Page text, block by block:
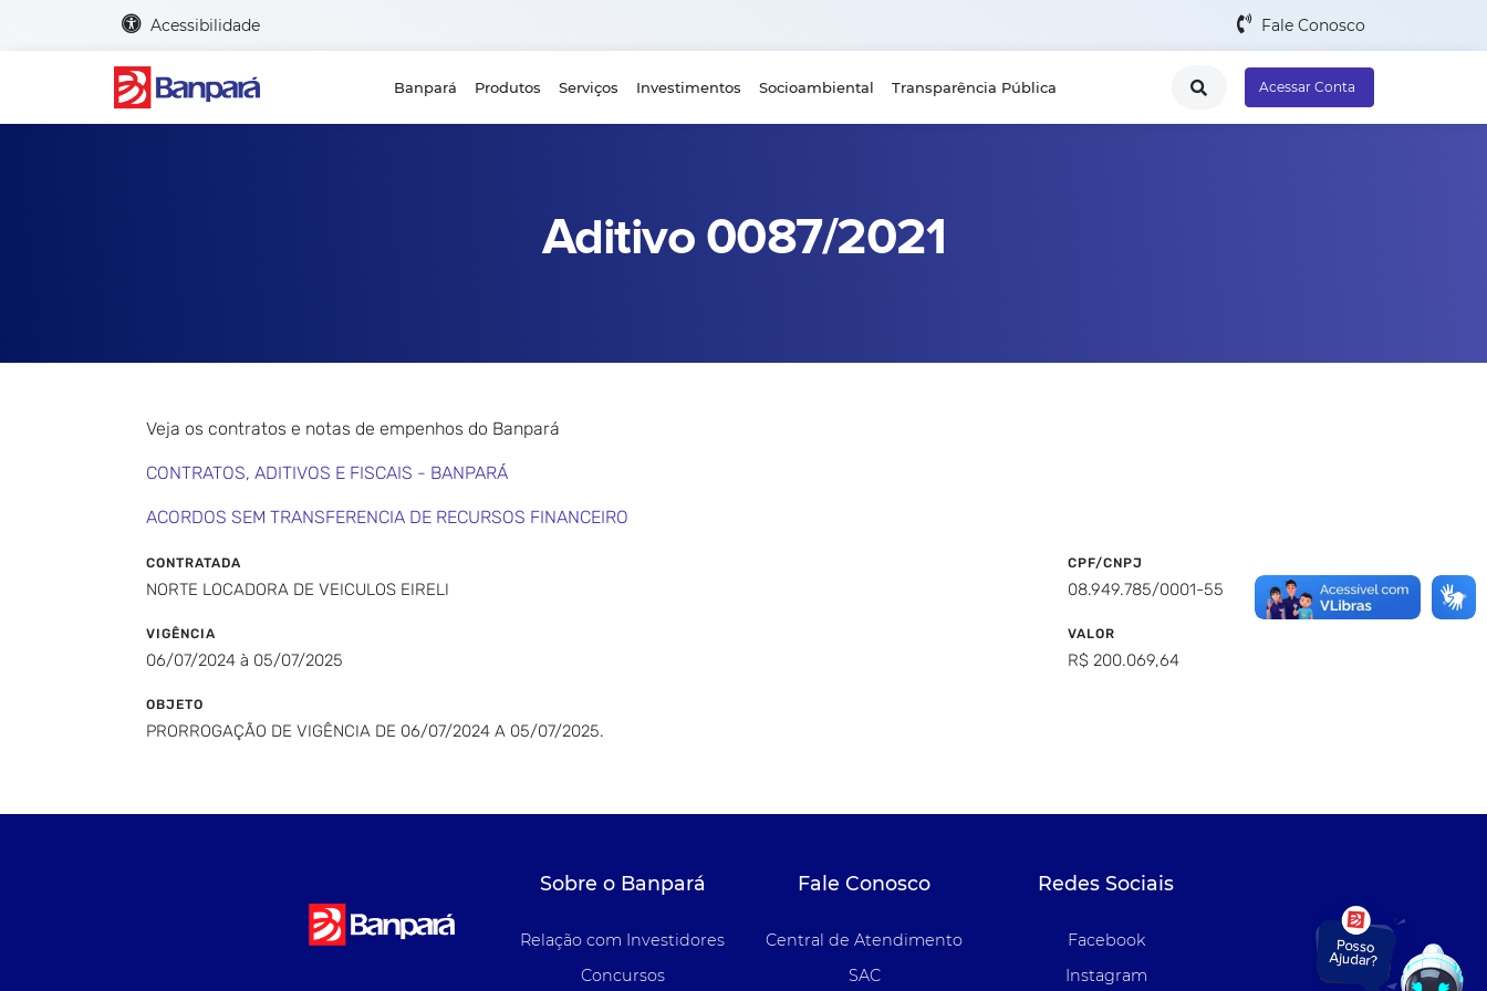
Acessibilidade Fale Conosco
Banpará Produtos Serviços Investimentos Socioambiental Transparência Pública Acessar Conta
Aditivo 0087/2021
Veja os contratos e notas de empenhos do Banpará
CONTRATOS, ADITIVOS E FISCAIS - BANPARÁ
ACORDOS SEM TRANSFERENCIA DE RECURSOS FINANCEIRO
CONTRATADA
NORTE LOCADORA DE VEICULOS EIRELI
CPF/CNPJ
08.949.785/0001-55
VIGÊNCIA
06/07/2024 à 05/07/2025
VALOR
R$ 200.069,64
OBJETO
PRORROGAÇÃO DE VIGÊNCIA DE 06/07/2024 A 05/07/2025.
Sobre o Banpará
Relação com Investidores
Concursos
Fale Conosco
Central de Atendimento
SAC
Redes Sociais
Facebook
Instagram